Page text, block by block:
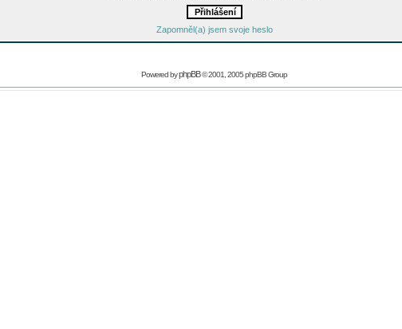
Zapomněl(a) jsem svoje heslo
Powered byphpBB© 2001, 2005 phpBB Group